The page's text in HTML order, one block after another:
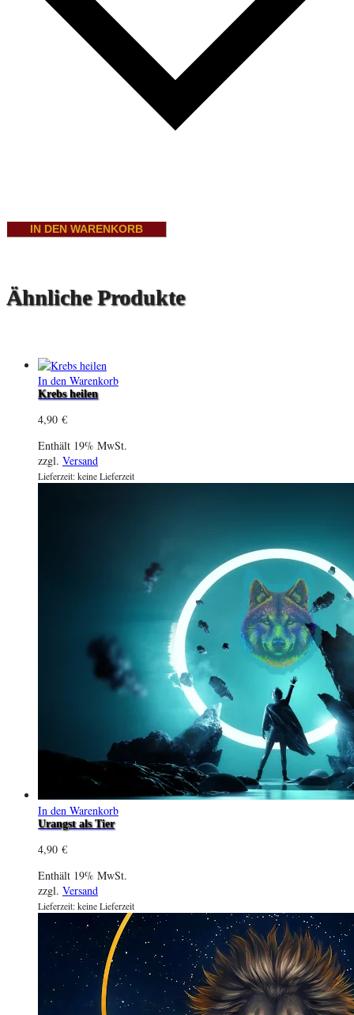
IN DEN WARENKORB
Ähnliche Produkte
In den Warenkorb
Krebs heilen
4,90 €
Enthält 19% MwSt.
zzgl. Versand
Lieferzeit: keine Lieferzeit
In den Warenkorb
Urangst als Tier
4,90 €
Enthält 19% MwSt.
zzgl. Versand
Lieferzeit: keine Lieferzeit